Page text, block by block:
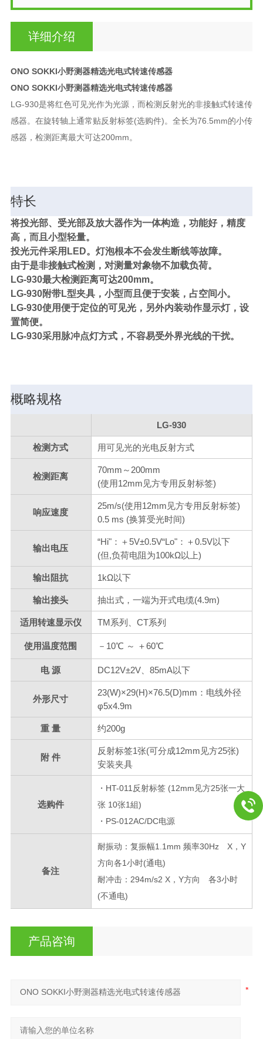
详细介绍
ONO SOKKI小野测器精选光电式转速传感器
ONO SOKKI小野测器精选光电式转速传感器
LG-930是将红色可见光作为光源，而检测反射光的非接触式转速传
感器。在旋转轴上通常贴反射标签(选购件)。全长为76.5mm的小传
感器，检测距离最大可达200mm。
特长
将投光部、受光部及放大器作为一体构造，功能好，精度
高，而且小型轻量。
投光元件采用LED。灯泡根本不会发生断线等故障。
由于是非接触式检测，对测量对象物不加载负荷。
LG-930最大检测距离可达200mm。
LG-930附带L型夹具，小型而且便于安装，占空间小。
LG-930使用便于定位的可见光，另外内装动作显示灯，设
置简便。
LG-930采用脉冲点灯方式，不容易受外界光线的干扰。
概略规格
LG-930
检测方式 用可见光的光电反射方式
检测距离
70mm～200mm
(使用12mm见方专用反射标签)
响应速度
25m/s(使用12mm见方专用反射标签)
0.5 ms (换算受光时间)
输出电压
“Hi"：＋5V±0.5V“Lo"：＋0.5V以下
(但,负荷电阻为100kΩ以上)
输出阻抗 1kΩ以下
输出接头 抽出式，一端为开式电缆(4.9m)
适用转速显示仪 TM系列、CT系列
使用温度范围 －10℃ ～ ＋60℃
电 源 DC12V±2V、85mA以下
外形尺寸
23(W)×29(H)×76.5(D)mm：电线外径
φ5x4.9m
重 量 约200g
附 件
反射标签1张(可分成12mm见方25张)
安装夹具
选购件
・HT-011反射标签 (12mm见方25张一大
张 10张1組)
・PS-012AC/DC电源
备注
耐振动：复振幅1.1mm 频率30Hz X，Y
方向各1小时(通电)
耐冲击：294m/s2 X，Y方向 各3小时
(不通电)
产品咨询